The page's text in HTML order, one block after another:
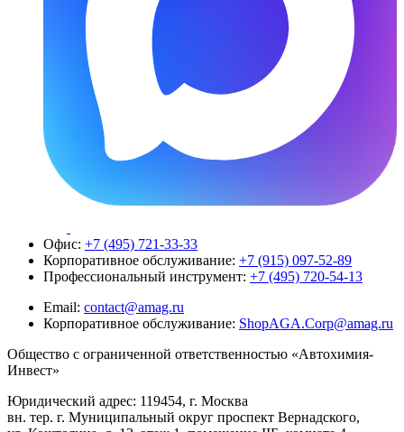
Офис: +7 (495) 721-33-33
Корпоративное обслуживание: +7 (915) 097-52-89
Профессиональный инструмент: +7 (495) 720-54-13
Email: contact@amag.ru
Корпоративное обслуживание: ShopAGA.Corp@amag.ru
Общество с ограниченной ответственностью «Автохимия-
Инвест»
Юридический адрес: 119454, г. Москва
вн. тер. г. Муниципальный округ проспект Вернадского,